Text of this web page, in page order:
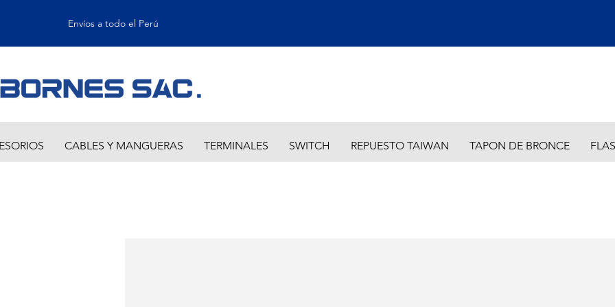
CABLES Y MANGUERAS TERMINALES SWITCH REPUESTO TAIWAN TAPON DE BRONCE
Envíos a todo el Perú